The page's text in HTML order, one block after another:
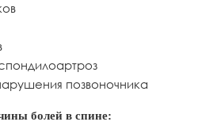
позвоночника
болей в спине: